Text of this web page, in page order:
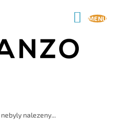
nebyly nalezeny...